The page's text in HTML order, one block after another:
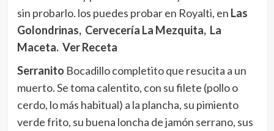
sin probarlo. los puedes probar en Royalti, en Las
Golondrinas, Cervecería La Mezquita, La
Maceta. Ver Receta
Serranito Bocadillo completito que resucita a un
muerto. Se toma calentito, con su filete (pollo o
cerdo, lo más habitual) a la plancha, su pimiento
verde frito, su buena loncha de jamón serrano, sus